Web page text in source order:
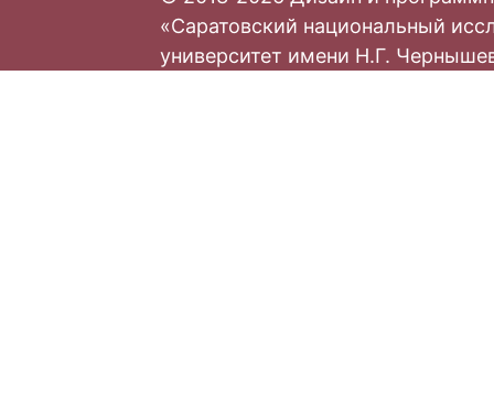
«Саратовский национальный
университет имени Н.Г.